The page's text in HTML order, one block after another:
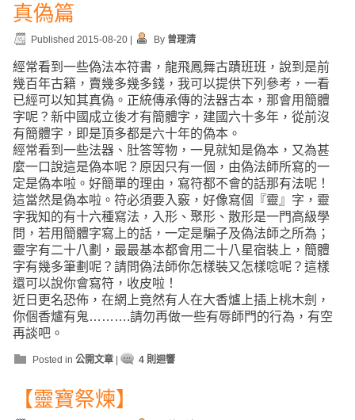
真偽篇
Published 2015-08-20 | By 曾理清
經常看到一些偽法本符書，龍飛鳳舞古蹟班班，說到是前
幾百年古籍，賣幾多幾多錢，我可以提供下列參考，一看
已經可以知其真偽。正統傳承傳的法器古本，那會用簡體
字呢？新中國成立後才有簡體字，建國六十多年，從前沒
有簡體字，即是頂多都是六十年的偽本。
經常看到一些法器、肚答等物，一見就知是偽本，又為甚
麼一口說這是偽本呢？原因只有一個，由偽法師所寫的一
定是偽本啦。好簡單的理由，寫符都不會的話那有法呢！
這當然是偽本啦。符必須要入竅，好像寫個『靈』字，靈
字我知的有十六種寫法，入形、聚形、散形是一門高級學
問，若用簡體字寫上的話，一定是騙子及偽法師之所為；
靈字有二十八劃，最最基本都會用二十八星宿裝上，簡體
字有幾多筆劃呢？請問偽法師你怎樣裝又怎樣唸呢？這樣
還可以說你會寫符，收皮啦！
近日更名恐佈，在網上竟然有人在大香爐上插上桃木劍，
你個香爐有鬼……….請勿再做一些有辱師門的行為，有空
再談吧。
Posted in 公開文章 | 4 則迴響
【靈寶祭煉】